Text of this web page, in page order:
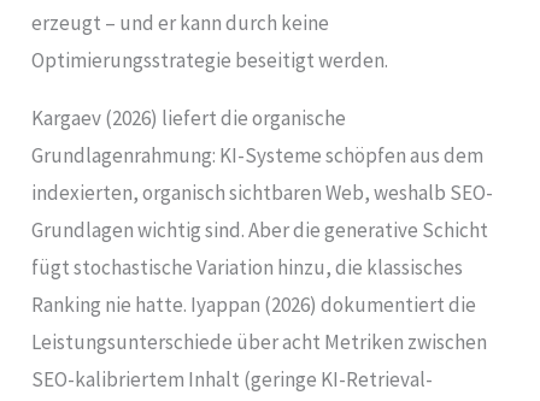
erzeugt – und er kann durch keine
Optimierungsstrategie beseitigt werden.
Kargaev (2026) liefert die organische
Grundlagenrahmung: KI-Systeme schöpfen aus dem
indexierten, organisch sichtbaren Web, weshalb SEO-
Grundlagen wichtig sind. Aber die generative Schicht
fügt stochastische Variation hinzu, die klassisches
Ranking nie hatte. Iyappan (2026) dokumentiert die
Leistungsunterschiede über acht Metriken zwischen
SEO-kalibriertem Inhalt (geringe KI-Retrieval-